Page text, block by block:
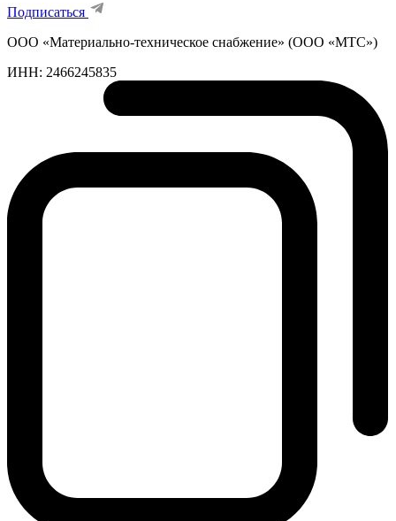
Подписаться
ООО «Материально-техническое снабжение» (ООО «МТС»)
ИНН: 2466245835